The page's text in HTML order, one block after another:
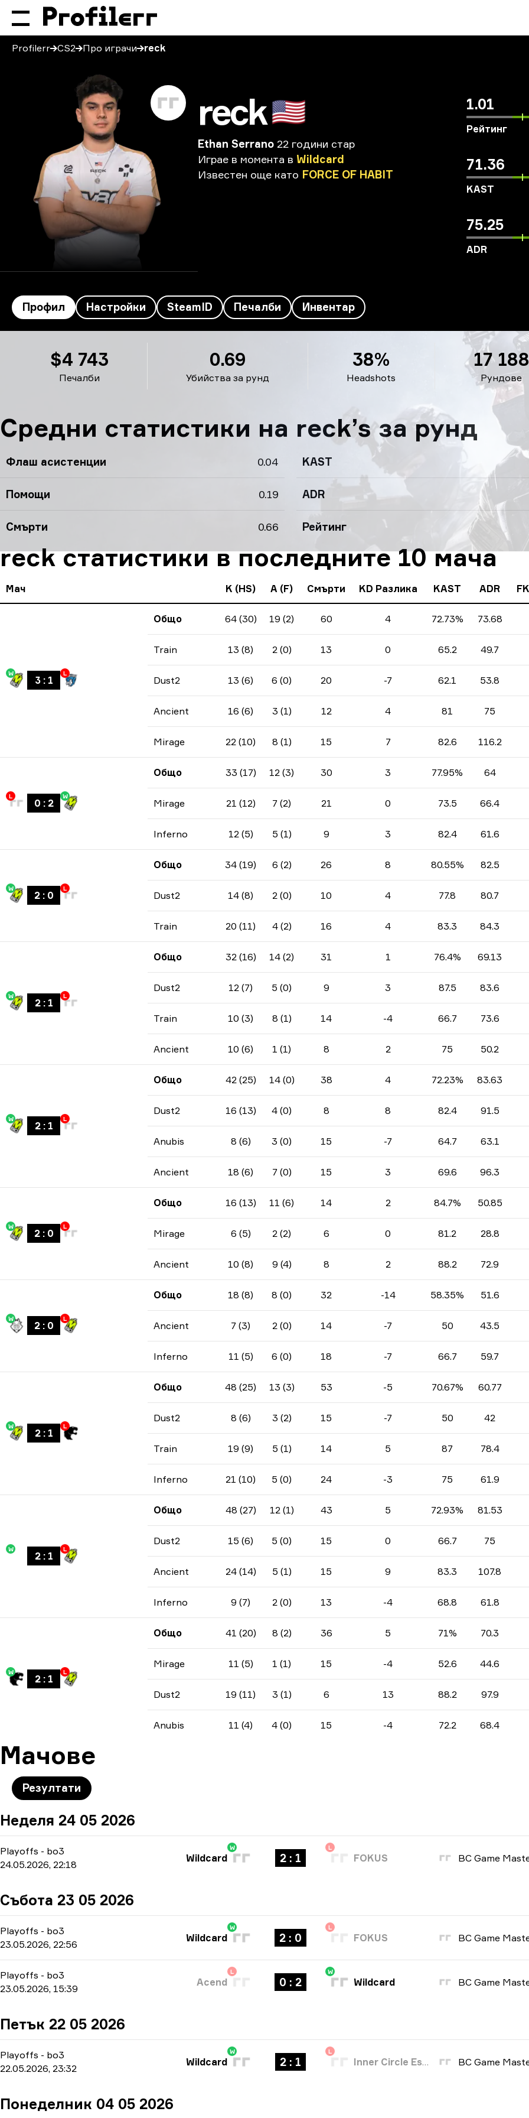
Profilerr CS2 Про играчи reck
reck 🇺🇸
Ethan Serrano 22 години стар
Играе в момента в Wildcard
Известен още като FORCE OF HABIT
1.01
Рейтинг
71.36
KAST
75.25
ADR
Профил Настройки SteamID Печалби Инвентар
Печалби
$4 743
Убийства за рунд
0.69
Headshots
38%
Рундове
17 188
Средни статистики на reck’s за рунд
Флаш асистенции 0.04 KAST
Помощи 0.19 ADR
Смърти 0.66 Рейтинг
reck статистики в последните 10 мача
Мач K (HS) A (F) Смърти KD Разлика KAST ADR
W
3: 1
L
Общо 64 (30) 19 (2) 60 4 72.73% 73.68
Train 13 (8) 2 (0) 13 0 65.2 49.7
Dust2 13 (6) 6 (0) 20 -7 62.1 53.8
Ancient 16 (6) 3 (1) 12 4 81 75
Mirage 22 (10) 8 (1) 15 7 82.6 116.2
L
0 : 2
W
Общо 33 (17) 12 (3) 30 3 77.95% 64
Mirage 21 (12) 7 (2) 21 0 73.5 66.4
Inferno 12 (5) 5 (1) 9 3 82.4 61.6
W
2: 0
L
Общо 34 (19) 6 (2) 26 8 80.55% 82.5
Dust2 14 (8) 2 (0) 10 4 77.8 80.7
Train 20 (11) 4 (2) 16 4 83.3 84.3
W
2: 1
L
Общо 32 (16) 14 (2) 31 1 76.4% 69.13
Dust2 12 (7) 5 (0) 9 3 87.5 83.6
Train 10 (3) 8 (1) 14 -4 66.7 73.6
Ancient 10 (6) 1 (1) 8 2 75 50.2
W
2: 1
L
Общо 42 (25) 14 (0) 38 4 72.23% 83.63
Dust2 16 (13) 4 (0) 8 8 82.4 91.5
Anubis 8 (6) 3 (0) 15 -7 64.7 63.1
Ancient 18 (6) 7 (0) 15 3 69.6 96.3
W
2: 0
L
Общо 16 (13) 11 (6) 14 2 84.7% 50.85
Mirage 6 (5) 2 (2) 6 0 81.2 28.8
Ancient 10 (8) 9 (4) 8 2 88.2 72.9
W
2: 0
L
Общо 18 (8) 8 (0) 32 -14 58.35% 51.6
Ancient 7 (3) 2 (0) 14 -7 50 43.5
Inferno 11 (5) 6 (0) 18 -7 66.7 59.7
W
2: 1
L
Общо 48 (25) 13 (3) 53 -5 70.67% 60.77
Dust2 8 (6) 3 (2) 15 -7 50 42
Train 19 (9) 5 (1) 14 5 87 78.4
Inferno 21 (10) 5 (0) 24 -3 75 61.9
W
2: 1
L
Общо 48 (27) 12 (1) 43 5 72.93% 81.53
Dust2 15 (6) 5 (0) 15 0 66.7 75
Ancient 24 (14) 5 (1) 15 9 83.3 107.8
Inferno 9 (7) 2 (0) 13 -4 68.8 61.8
W
2: 1
L
Общо 41 (20) 8 (2) 36 5 71% 70.3
Mirage 11 (5) 1 (1) 15 -4 52.6 44.6
Dust2 19 (11) 3 (1) 6 13 88.2 97.9
Anubis 11 (4) 4 (0) 15 -4 72.2 68.4
Мачове
Резултати
Неделя 24 05 2026
Playoffs - bo3
24.05.2026, 22:18
W
Wildcard 2 : 1
L
FOKUS
Събота 23 05 2026
Playoffs - bo3
23.05.2026, 22:56
W
Wildcard 2 : 0
L
FOKUS
Playoffs - bo3
23.05.2026, 15:39
L
Acend 0 : 2
W
Wildcard
Петък 22 05 2026
Playoffs - bo3
22.05.2026, 23:32
W
Wildcard 2 : 1
L
Inner Circle Esports
Понеделник 04 05 2026